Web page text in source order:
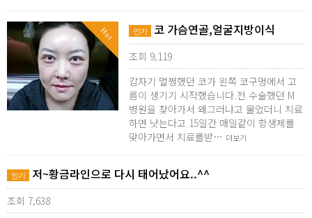
Hot 인기 코 가슴연골,얼굴지방이식
조회 9,119
갑자기 멀쩡했던 코가 왼쪽 코구멍에서 고
름이 생기기 시작했습니다.전 수술했던 M
병원을 찾아가서 왜그러냐고 물었더니 치료
하면 낫는다고 15일간 매일같이 항생제를
맞아가면서 치료를받… 더보기
인기 저~황금라인으로 다시 태어났어요..^^
조회 7,638